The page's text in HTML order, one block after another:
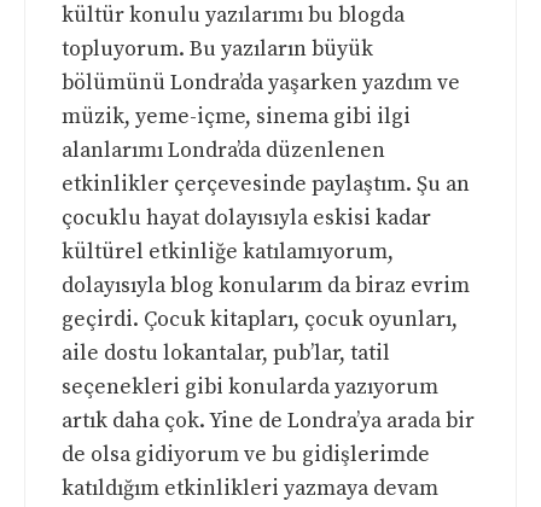
kültür konulu yazılarımı bu blogda
topluyorum. Bu yazıların büyük
bölümünü Londra’da yaşarken yazdım ve
müzik, yeme-içme, sinema gibi ilgi
alanlarımı Londra’da düzenlenen
etkinlikler çerçevesinde paylaştım. Şu an
çocuklu hayat dolayısıyla eskisi kadar
kültürel etkinliğe katılamıyorum,
dolayısıyla blog konularım da biraz evrim
geçirdi. Çocuk kitapları, çocuk oyunları,
aile dostu lokantalar, pub’lar, tatil
seçenekleri gibi konularda yazıyorum
artık daha çok. Yine de Londra’ya arada bir
de olsa gidiyorum ve bu gidişlerimde
katıldığım etkinlikleri yazmaya devam